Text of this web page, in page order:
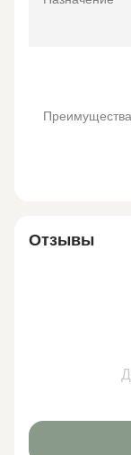
Преимущества
Отзывы